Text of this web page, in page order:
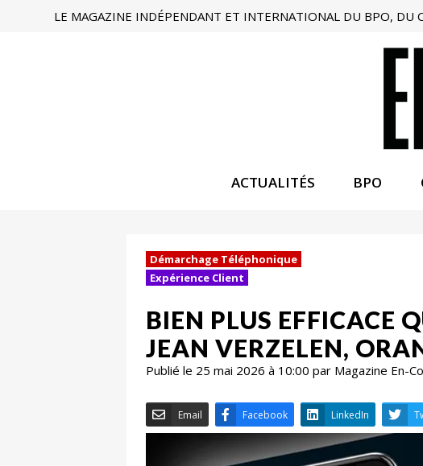
LE MAGAZINE INDÉPENDANT ET INTERNATIONAL DU BPO, DU
ACTUALITÉS BPO
Démarchage Téléphonique
Expérience Client
BIEN PLUS EFFICACE
JEAN VERZELEN,
Publié le 25 mai 2026 à 10:00 par Magazine En-